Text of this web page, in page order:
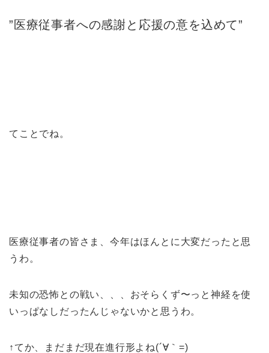
”医療従事者への感謝と応援の意を込めて”
てことでね。
医療従事者の皆さま、今年はほんとに大変だったと思
うわ。
未知の恐怖との戦い、、、おそらくず〜っと神経を使
いっぱなしだったんじゃないかと思うわ。
↑てか、まだまだ現在進行形よね(´∀｀=)